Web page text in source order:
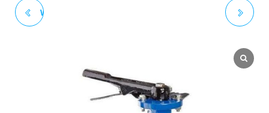
VÁLVULAS DE MARIPOSA 5"
CUERPO HIERRO DUCTIL
DISCO INOXIDABLE AISI 316 DOBLE TUERCA ASTM (HT)